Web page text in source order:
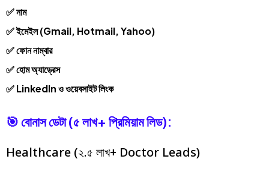
✅ নাম
✅ ইমেইল (Gmail, Hotmail, Yahoo)
✅ ফোন নাম্বার
✅ হোম অ্যাড্রেস
✅ LinkedIn ও ওয়েবসাইট লিংক
🎯 বোনাস ডেটা (৫ লাখ+ প্রিমিয়াম লিড):
Healthcare (২.৫ লাখ+ Doctor Leads)